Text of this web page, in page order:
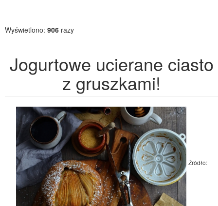
Wyświetlono: 906 razy
Jogurtowe ucierane ciasto
z gruszkami!
Źródło: